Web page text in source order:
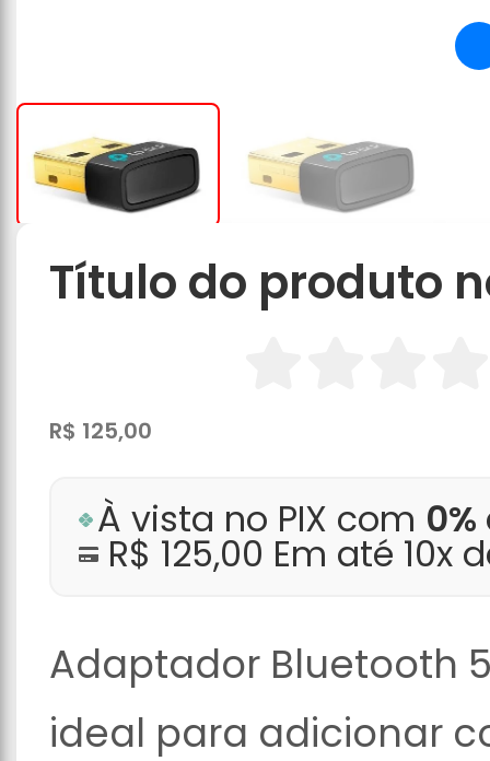
Título do produto
R$ 125,00
À vista no PIX com
R$ 125,00 Em até 10x
Adaptador Bluetooth
ideal para adicionar